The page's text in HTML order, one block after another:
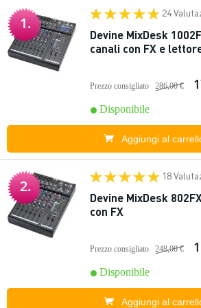
1.
24
Devine MixDesk
canali con FX e
Prezzo consigliato 286,00 €
Disponibile
Aggiungi al
2.
18
Devine MixDesk
con FX
Prezzo consigliato 248,00 €
Disponibile
Aggiungi al